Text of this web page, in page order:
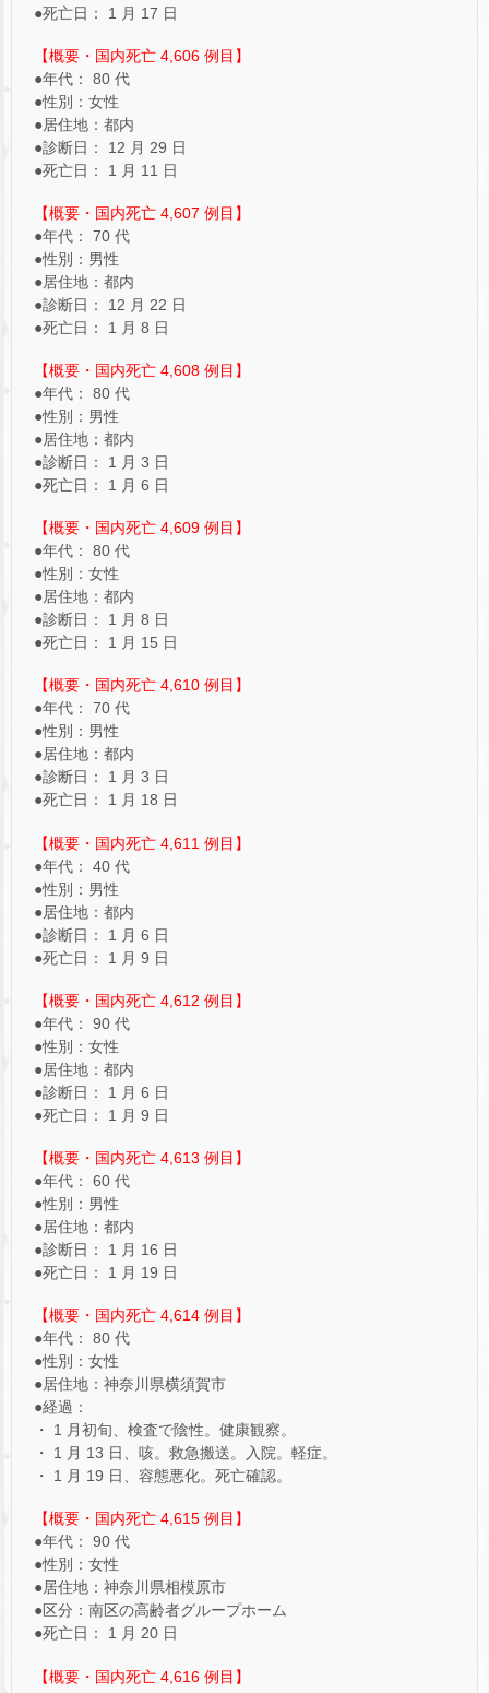
●死亡日： 1 月 17 日
【概要・国内死亡 4,606 例目】
●年代： 80 代
●性別：女性
●居住地：都内
●診断日： 12 月 29 日
●死亡日： 1 月 11 日
【概要・国内死亡 4,607 例目】
●年代： 70 代
●性別：男性
●居住地：都内
●診断日： 12 月 22 日
●死亡日： 1 月 8 日
【概要・国内死亡 4,608 例目】
●年代： 80 代
●性別：男性
●居住地：都内
●診断日： 1 月 3 日
●死亡日： 1 月 6 日
【概要・国内死亡 4,609 例目】
●年代： 80 代
●性別：女性
●居住地：都内
●診断日： 1 月 8 日
●死亡日： 1 月 15 日
【概要・国内死亡 4,610 例目】
●年代： 70 代
●性別：男性
●居住地：都内
●診断日： 1 月 3 日
●死亡日： 1 月 18 日
【概要・国内死亡 4,611 例目】
●年代： 40 代
●性別：男性
●居住地：都内
●診断日： 1 月 6 日
●死亡日： 1 月 9 日
【概要・国内死亡 4,612 例目】
●年代： 90 代
●性別：女性
●居住地：都内
●診断日： 1 月 6 日
●死亡日： 1 月 9 日
【概要・国内死亡 4,613 例目】
●年代： 60 代
●性別：男性
●居住地：都内
●診断日： 1 月 16 日
●死亡日： 1 月 19 日
【概要・国内死亡 4,614 例目】
●年代： 80 代
●性別：女性
●居住地：神奈川県横須賀市
●経過：
・ 1 月初旬、検査で陰性。健康観察。
・ 1 月 13 日、咳。救急搬送。入院。軽症。
・ 1 月 19 日、容態悪化。死亡確認。
【概要・国内死亡 4,615 例目】
●年代： 90 代
●性別：女性
●居住地：神奈川県相模原市
●区分：南区の高齢者グループホーム
●死亡日： 1 月 20 日
【概要・国内死亡 4,616 例目】